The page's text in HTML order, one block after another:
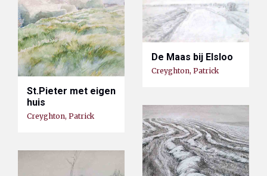
De Maas bij Elsloo
Creyghton, Patrick
St.Pieter met eigen
huis
Creyghton, Patrick